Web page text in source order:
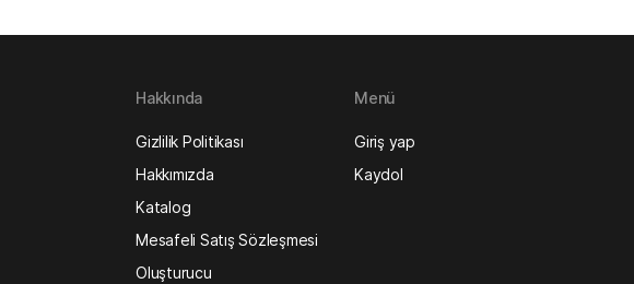
Hakkında
Gizlilik Politikası
Hakkımızda
Katalog
Mesafeli Satış Sözleşmesi
Oluşturucu
Menü
Giriş yap
Kaydol